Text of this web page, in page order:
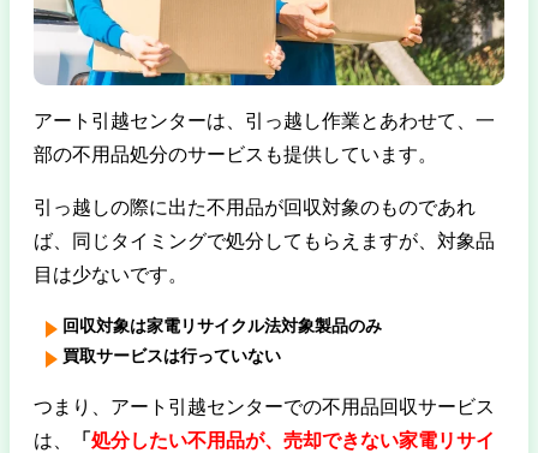
アート引越センターは、引っ越し作業とあわせて、一
部の不用品処分のサービスも提供しています。
引っ越しの際に出た不用品が回収対象のものであれ
ば、同じタイミングで処分してもらえますが、対象品
目は少ないです。
回収対象は家電リサイクル法対象製品のみ
買取サービスは行っていない
つまり、アート引越センターでの不用品回収サービス
は、
「処分したい不用品が、売却できない家電リサイ